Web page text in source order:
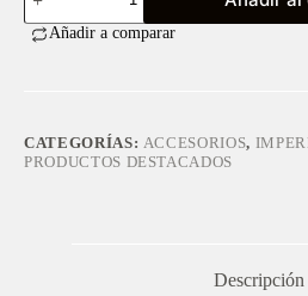
LIMIT-
LINE
GA020
Añadir a comparar
CATEGORÍAS: ACCESORIOS,
PRODUCTOS DESTACADOS
Descripción